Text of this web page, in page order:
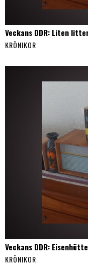
Veckans DDR: Liten
KRÖNIKOR
Veckans DDR:
KRÖNIKOR